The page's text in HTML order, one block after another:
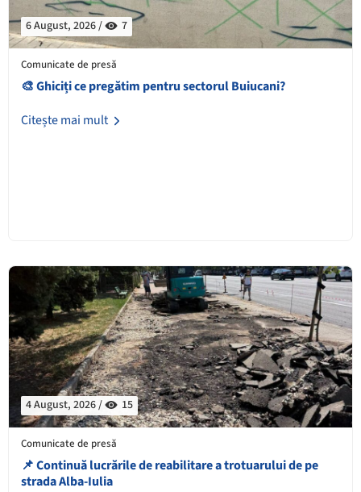
6 August, 2026 / 7
Comunicate de presă
🎨 Ghiciți ce pregătim pentru sectorul Buiucani?
Citește mai mult
4 August, 2026 / 15
Comunicate de presă
📌 Continuă lucrările de reabilitare a trotuarului de pe
strada Alba-Iulia